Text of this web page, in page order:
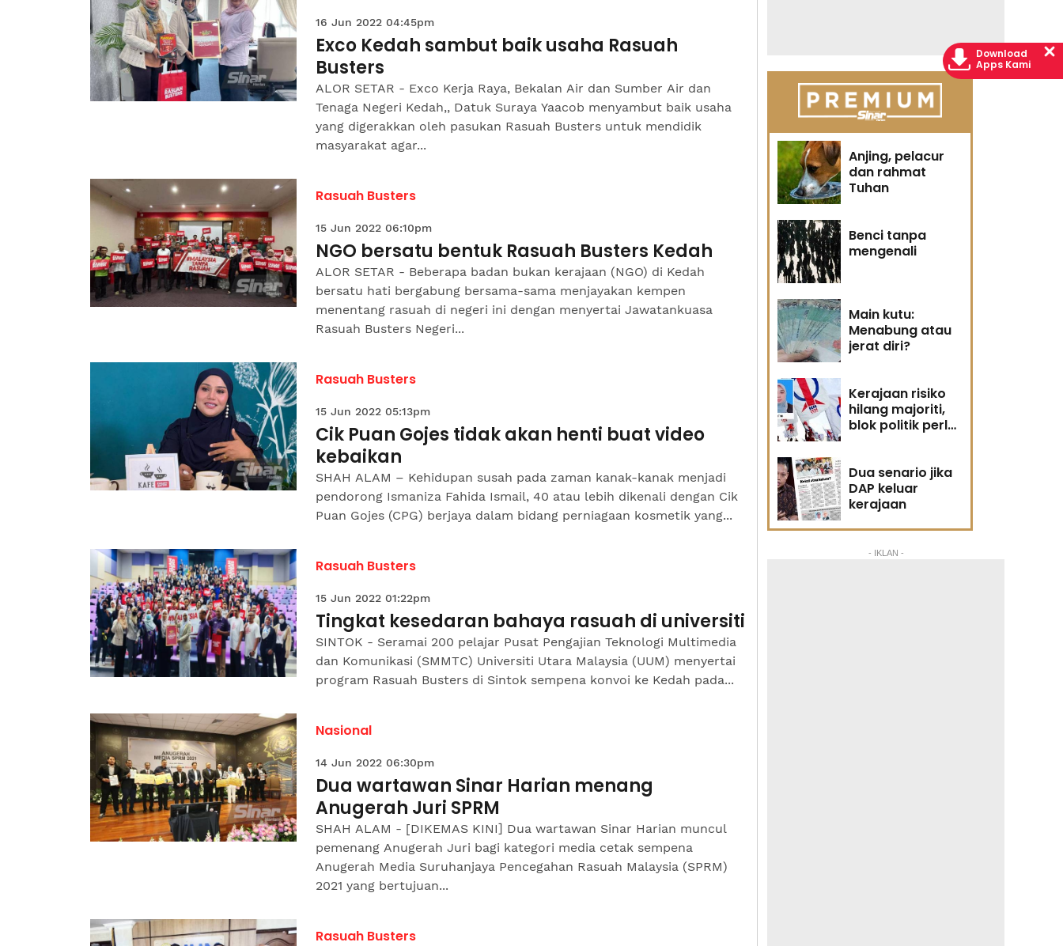
16 Jun 2022 04:45pm
Exco Kedah sambut baik usaha Rasuah
Busters
ALOR SETAR - Exco Kerja Raya, Bekalan Air dan Sumber Air dan
Tenaga Negeri Kedah,, Datuk Suraya Yaacob menyambut baik usaha
yang digerakkan oleh pasukan Rasuah Busters untuk mendidik
masyarakat agar...
Rasuah Busters
15 Jun 2022 06:10pm
NGO bersatu bentuk Rasuah Busters Kedah
ALOR SETAR - Beberapa badan bukan kerajaan (NGO) di Kedah
bersatu hati bergabung bersama-sama menjayakan kempen
menentang rasuah di negeri ini dengan menyertai Jawatankuasa
Rasuah Busters Negeri...
Rasuah Busters
15 Jun 2022 05:13pm
Cik Puan Gojes tidak akan henti buat video
kebaikan
SHAH ALAM – Kehidupan susah pada zaman kanak-kanak menjadi
pendorong Ismaniza Fahida Ismail, 40 atau lebih dikenali dengan Cik
Puan Gojes (CPG) berjaya dalam bidang perniagaan kosmetik yang...
Rasuah Busters
15 Jun 2022 01:22pm
Tingkat kesedaran bahaya rasuah di universiti
SINTOK - Seramai 200 pelajar Pusat Pengajian Teknologi Multimedia
dan Komunikasi (SMMTC) Universiti Utara Malaysia (UUM) menyertai
program Rasuah Busters di Sintok sempena konvoi ke Kedah pada...
Nasional
14 Jun 2022 06:30pm
Dua wartawan Sinar Harian menang
Anugerah Juri SPRM
SHAH ALAM - [DIKEMAS KINI] Dua wartawan Sinar Harian muncul
pemenang Anugerah Juri bagi kategori media cetak sempena
Anugerah Media Suruhanjaya Pencegahan Rasuah Malaysia (SPRM)
2021 yang bertujuan...
Rasuah Busters
Anjing, pelacur
dan rahmat
Tuhan
Benci tanpa
mengenali
Main kutu:
Menabung atau
jerat diri?
Kerajaan risiko
hilang majoriti,
blok politik perlu
Dua senario jika
DAP keluar
kerajaan
- IKLAN -
Download
Apps Kami